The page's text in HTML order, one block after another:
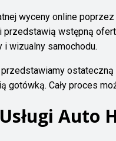
wyceny online
wstępną
wizualny samochodu.
gotówką. Cały proces
Auto